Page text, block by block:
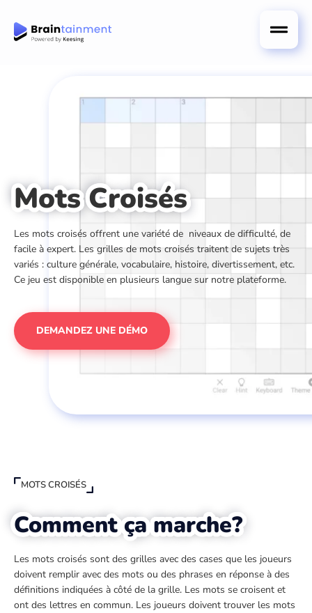
Mots Croisés
Les mots croisés offrent une variété de niveaux de difficulté, de
facile à expert. Les grilles de mots croisés traitent de sujets très
variés : culture générale, vocabulaire, histoire, divertissement, etc.
Ce jeu est disponible en plusieurs langue sur notre plateforme.
DEMANDEZ UNE DÉMO
MOTS CROISÉS
Comment ça marche?
Les mots croisés sont des grilles avec des cases que les joueurs
doivent remplir avec des mots ou des phrases en réponse à des
définitions indiquées à côté de la grille. Les mots se croisent et
ont des lettres en commun. Les joueurs doivent trouver les mots